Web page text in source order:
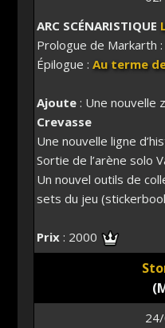
ARC SCÉNARISTIQUE
Prologue de Markarth :
Épilogue :Au terme
Ajoute: Une nouvelle
Crevasse
Une nouvelle ligne
Sortie de l’arène solo
Un nouvel outils de
sets du jeu
Prix: 2000